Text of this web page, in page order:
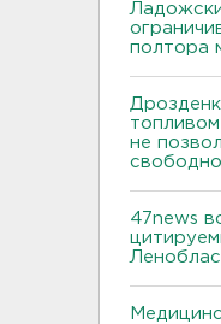
полтора
не
47news